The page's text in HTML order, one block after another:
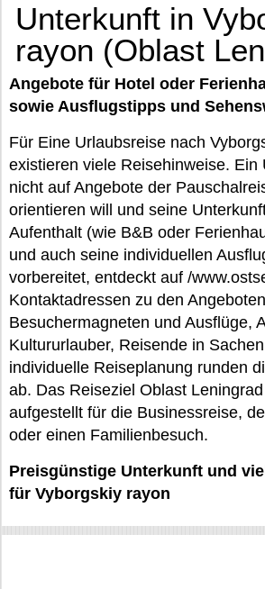
Unterkunft in
rayon (Oblast
Angebote für Hotel oder
sowie Ausflugstipps und
Für Eine Urlaubsreise nach
existieren viele Reisehinweise. Ein
nicht auf Angebote der
orientieren will und seine
Aufenthalt (wie B&B oder
und auch seine individuellen
vorbereitet, entdeckt auf /
Kontaktadressen zu den
Besuchermagneten und Ausflüge,
Kultururlauber, Reisende in
individuelle Reiseplanung runden
ab. Das Reiseziel Oblast
aufgestellt für die Businessreise,
oder einen Familienbesuch.
Preisgünstige Unterkunft und
für Vyborgskiy rayon